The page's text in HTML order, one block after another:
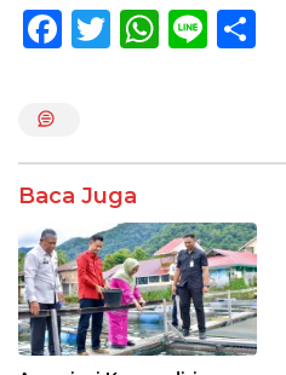
F
o
o
k
T W
p
p
Li
Baca Juga